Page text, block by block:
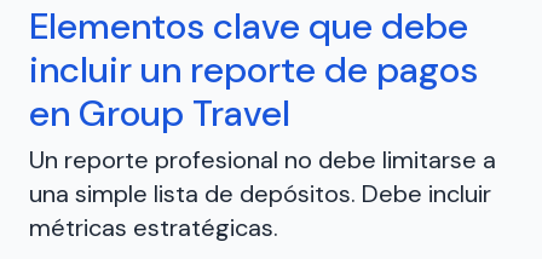
Elementos clave que debe
incluir un reporte de pagos
en Group Travel
Un reporte profesional no debe limitarse a
una simple lista de depósitos. Debe incluir
métricas estratégicas.